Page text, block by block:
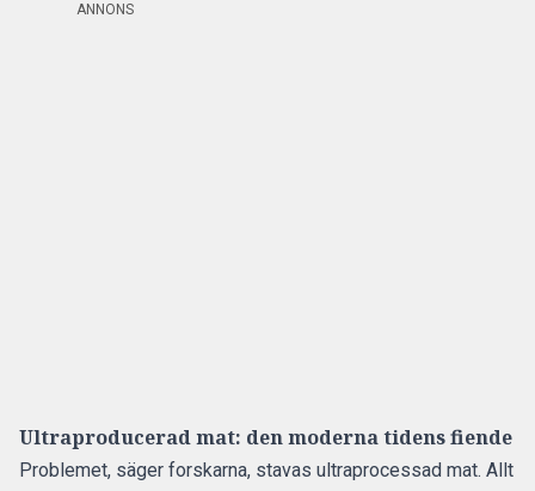
ANNONS
Ultraproducerad mat: den moderna tidens fiende
Problemet, säger forskarna, stavas ultraprocessad mat. Allt